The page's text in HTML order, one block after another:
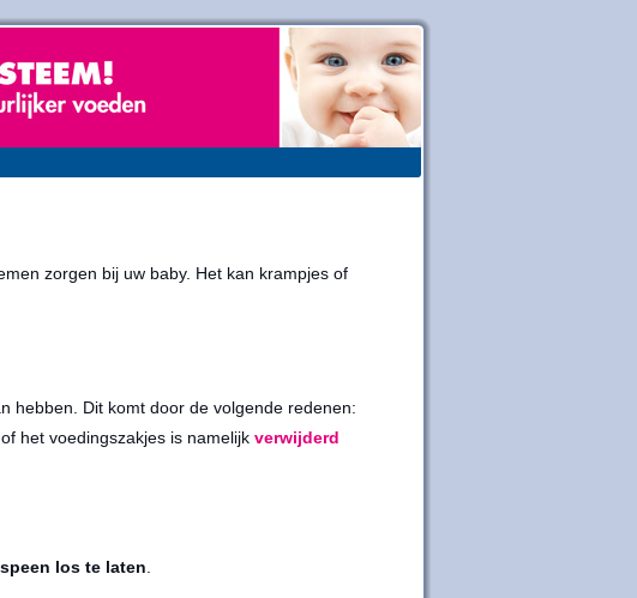
zorgen bij uw baby. Het kan krampjes of
hebben. Dit komt door de volgende redenen:
het voedingszakjes is namelijk verwijderd
los te laten